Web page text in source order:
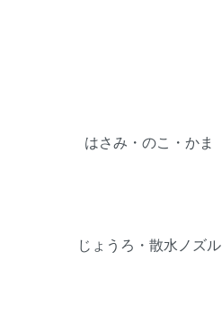
はさみ・のこ・かま
じょうろ・散水ノズル